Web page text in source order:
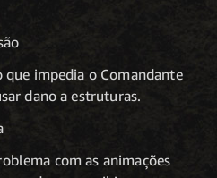
impedia o Comandante
dano a estruturas.
com as animações